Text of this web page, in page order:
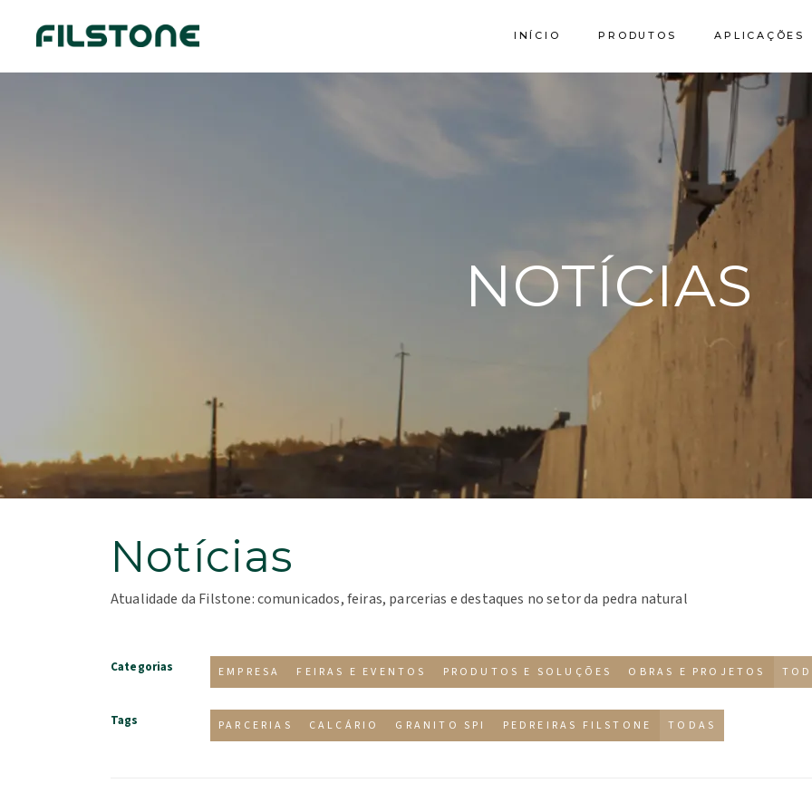
INÍCIO PRODUTOS
Granito SPI
Stork by Filstone
APLICAÇÕES
NOTÍCIAS
Notícias
Atualidade da Filstone: comunicados, feiras, parcerias e destaques no setor da pedra natural
Categorias EMPRESA FEIRAS E EVENTOS PRODUTOS E SOLUÇÕES OBRAS E PROJETOS
Tags PARCERIAS CALCÁRIO GRANITO SPI PEDREIRAS FILSTONE TODAS